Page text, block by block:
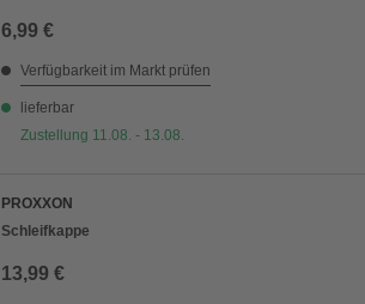
6,99 €
Verfügbarkeit im Markt prüfen
lieferbar
Zustellung 11.08. - 13.08.
PROXXON
Schleifkappe
13,99 €